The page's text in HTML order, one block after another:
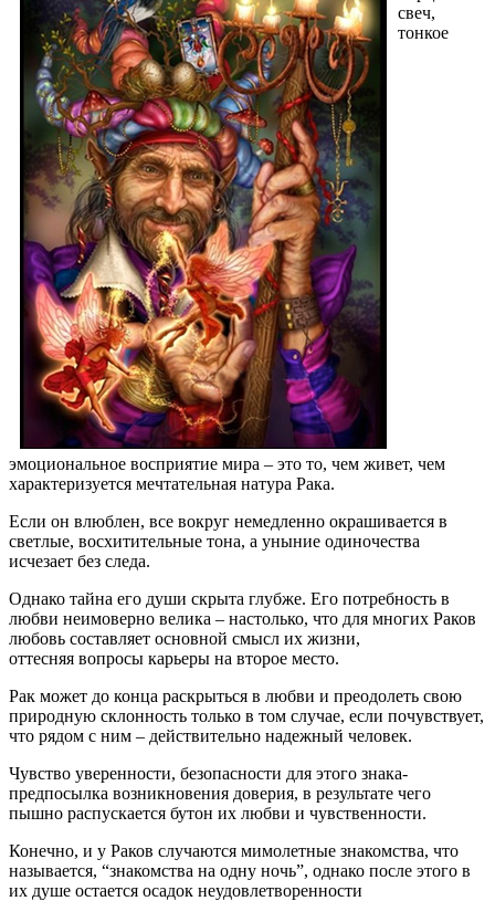
свеч,
тонкое
эмоциональное восприятие мира – это то, чем живет, чем
характеризуется мечтательная натура Рака.
Если он влюблен, все вокруг немедленно окрашивается в
светлые, восхитительные тона, а уныние одиночества
исчезает без следа.
Однако тайна его души скрыта глубже. Его потребность в
любви неимоверно велика – настолько, что для многих Раков
любовь составляет основной смысл их жизни,
оттесняя вопросы карьеры на второе место.
Рак может до конца раскрыться в любви и преодолеть свою
природную склонность только в том случае, если почувствует,
что рядом с ним – действительно надежный человек.
Чувство уверенности, безопасности для этого знака-
предпосылка возникновения доверия, в результате чего
пышно распускается бутон их любви и чувственности.
Конечно, и у Раков случаются мимолетные знакомства, что
называется, “знакомства на одну ночь”, однако после этого в
их душе остается осадок неудовлетворенности